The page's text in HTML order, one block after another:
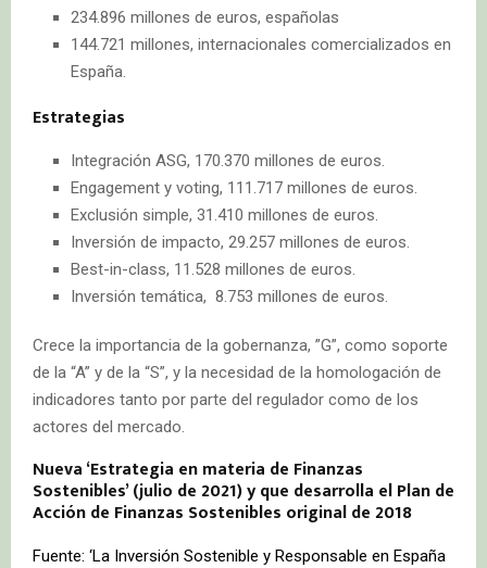
234.896 millones de euros, españolas
144.721 millones, internacionales comercializados en
España.
Estrategias
Integración ASG, 170.370 millones de euros.
Engagement y voting, 111.717 millones de euros.
Exclusión simple, 31.410 millones de euros.
Inversión de impacto, 29.257 millones de euros.
Best-in-class, 11.528 millones de euros.
Inversión temática, 8.753 millones de euros.
Crece la importancia de la gobernanza, ”G”, como soporte
de la “A” y de la “S”, y la necesidad de la homologación de
indicadores tanto por parte del regulador como de los
actores del mercado.
Nueva ‘Estrategia en materia de Finanzas
Sostenibles’ (julio de 2021) y que desarrolla el Plan de
Acción de Finanzas Sostenibles original de 2018
Fuente: ‘La Inversión Sostenible y Responsable en España